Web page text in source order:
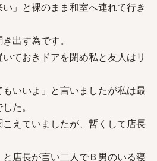
」と裸のまま和室へ連れて行き
出す為です。
ておきドアを閉め私と友人はリ
いいよ」と言いましたが私は最
た。
えていましたが、暫くして店長
と店長が言い二人でＢ男のいる寝